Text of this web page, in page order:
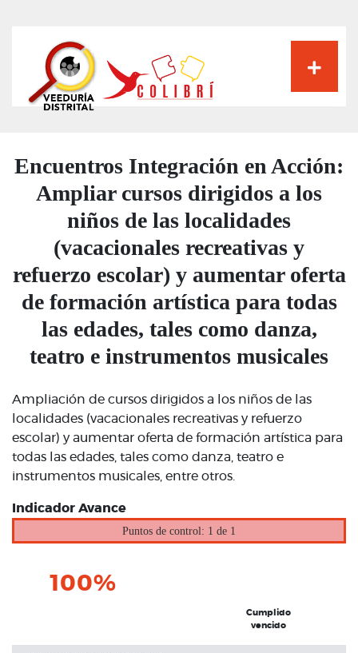
principal
Encuentros Integración en Acción:
Ampliar cursos dirigidos a los
niños de las localidades
(vacacionales recreativas y
refuerzo escolar) y aumentar oferta
de formación artística para todas
las edades, tales como danza,
teatro e instrumentos musicales
Ampliación de cursos dirigidos a los niños de las
localidades (vacacionales recreativas y refuerzo
escolar) y aumentar oferta de formación artística para
todas las edades, tales como danza, teatro e
instrumentos musicales, entre otros.
Indicador Avance
Puntos de control: 1 de 1
100%
Cumplido
vencido